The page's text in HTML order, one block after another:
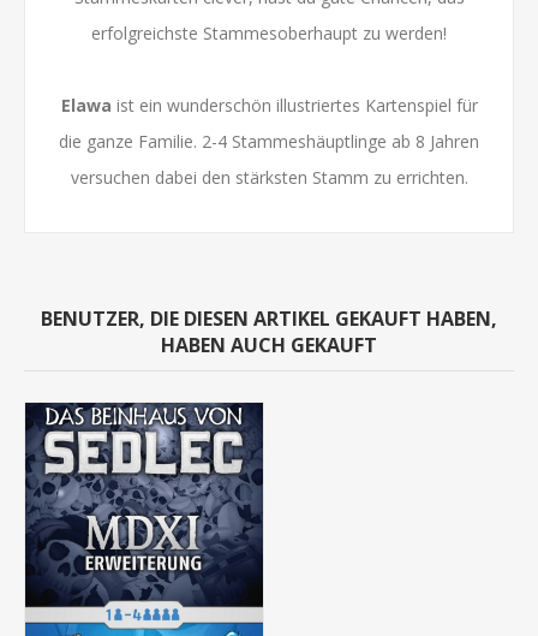
erfolgreichste Stammesoberhaupt zu werden!
Elawa ist ein wunderschön illustriertes Kartenspiel für
die ganze Familie. 2-4 Stammeshäuptlinge ab 8 Jahren
versuchen dabei den stärksten Stamm zu errichten.
BENUTZER, DIE DIESEN ARTIKEL GEKAUFT HABEN,
HABEN AUCH GEKAUFT